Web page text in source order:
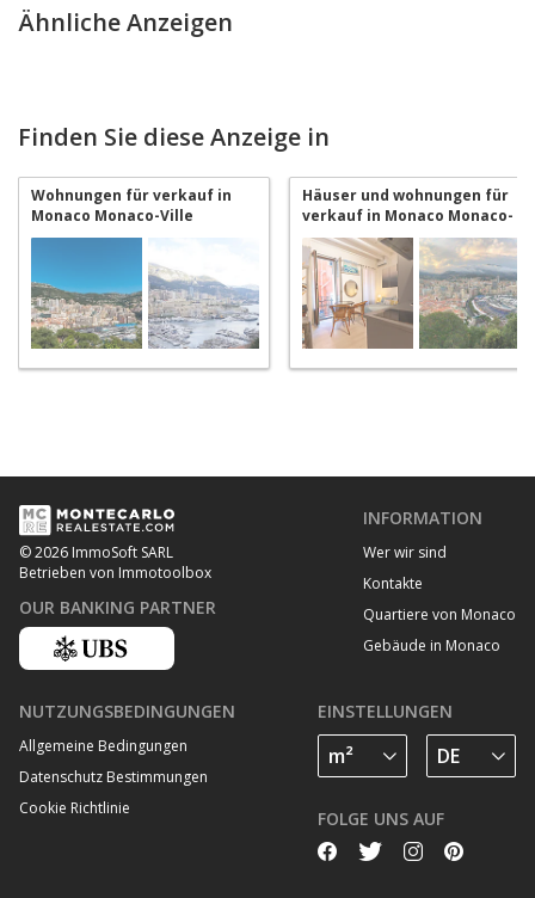
Ähnliche Anzeigen
Finden Sie diese Anzeige in
Wohnungen für verkauf in
Monaco Monaco-Ville
Häuser und wohnungen für
verkauf in Monaco Monaco-
Ville
© 2026 ImmoSoft SARL
Betrieben von Immotoolbox
OUR BANKING PARTNER
INFORMATION
Wer wir sind
Kontakte
Quartiere von Monaco
Gebäude in Monaco
NUTZUNGSBEDINGUNGEN
Allgemeine Bedingungen
Datenschutz Bestimmungen
Cookie Richtlinie
EINSTELLUNGEN
FOLGE UNS AUF